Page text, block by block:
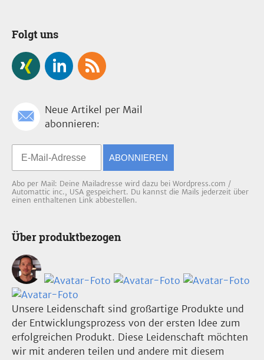
Folgt uns
Neue Artikel per Mail
abonnieren:
ABONNIEREN
Abo per Mail: Deine Mailadresse wird dazu bei Wordpress.com /
Automattic inc., USA gespeichert. Du kannst die Mails jederzeit über
einen enthaltenen Link abbestellen.
Über produktbezogen
Unsere Leidenschaft sind großartige Produkte und
der Entwicklungsprozess von der ersten Idee zum
erfolgreichen Produkt. Diese Leidenschaft möchten
wir mit anderen teilen und andere mit diesem